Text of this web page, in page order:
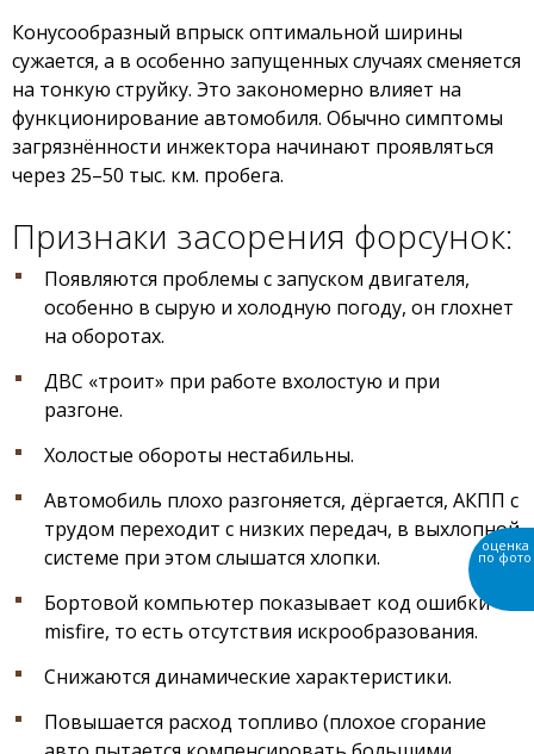
Конусообразный впрыск оптимальной ширины
сужается, а в особенно запущенных случаях сменяется
на тонкую струйку. Это закономерно влияет на
функционирование автомобиля. Обычно симптомы
загрязнённости инжектора начинают проявляться
через 25–50 тыс. км. пробега.
Признаки засорения форсунок:
Появляются проблемы с запуском двигателя,
особенно в сырую и холодную погоду, он глохнет
на оборотах.
ДВС «троит» при работе вхолостую и при
разгоне.
Холостые обороты нестабильны.
Автомобиль плохо разгоняется, дёргается, АКПП с
трудом переходит с низких передач, в выхлопной
системе при этом слышатся хлопки.
Бортовой компьютер показывает код ошибки
misfire, то есть отсутствия искрообразования.
Снижаются динамические характеристики.
Повышается расход топливо (плохое сгорание